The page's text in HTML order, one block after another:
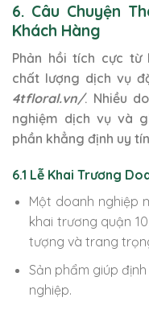
6. Câu Chuyện
Khách Hàng
Phản hồi tích cực từ
chất lượng dịch vụ
4tfloral.vn/. Nhiều
nghiệm dịch vụ và
phần khẳng định uy
6.1 Lễ Khai Trương
Một doanh nghiệp
khai trương quận
tượng và trang
Sản phẩm giúp
nghiệp.